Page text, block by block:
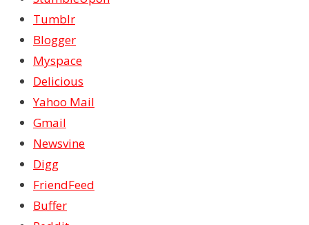
Tumblr
Blogger
Myspace
Delicious
Yahoo Mail
Gmail
Newsvine
Digg
FriendFeed
Buffer